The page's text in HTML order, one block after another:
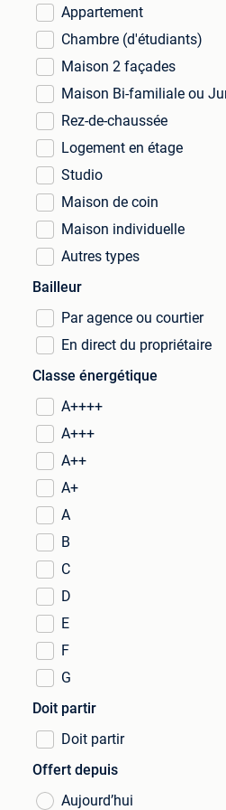
Appartement
Chambre (d'étudiants)
Maison 2 façades
Maison Bi-familiale ou
Rez-de-chaussée
Logement en étage
Studio
Maison de coin
Maison individuelle
Autres types
Bailleur
Par agence ou courtier
En direct du propriétaire
Classe énergétique
A++++
A+++
A++
A+
A
B
C
D
E
F
G
Doit partir
Doit partir
Offert depuis
Aujourd’hui